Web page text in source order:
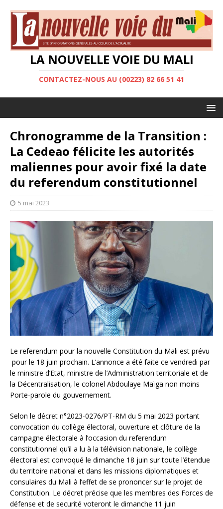
LA NOUVELLE VOIE DU MALI
CONTACTEZ-NOUS AU (00223) 82 66 51 41
Chronogramme de la Transition :
La Cedeao félicite les autorités
maliennes pour avoir fixé la date
du referendum constitutionnel
5 mai 2023
Le referendum pour la nouvelle Constitution du Mali est prévu
pour le 18 juin prochain. L’annonce a été faite ce vendredi par
le ministre d’Etat, ministre de l’Administration territoriale et de
la Décentralisation, le colonel Abdoulaye Maïga non moins
Porte-parole du gouvernement.
Selon le décret n°2023-0276/PT-RM du 5 mai 2023 portant
convocation du collège électoral, ouverture et clôture de la
campagne électorale à l’occasion du referendum
constitutionnel qu’il a lu à la télévision nationale, le collège
électoral est convoqué le dimanche 18 juin sur toute l’étendue
du territoire national et dans les missions diplomatiques et
consulaires du Mali à l’effet de se prononcer sur le projet de
Constitution. Le décret précise que les membres des Forces de
défense et de securité voteront le dimanche 11 juin